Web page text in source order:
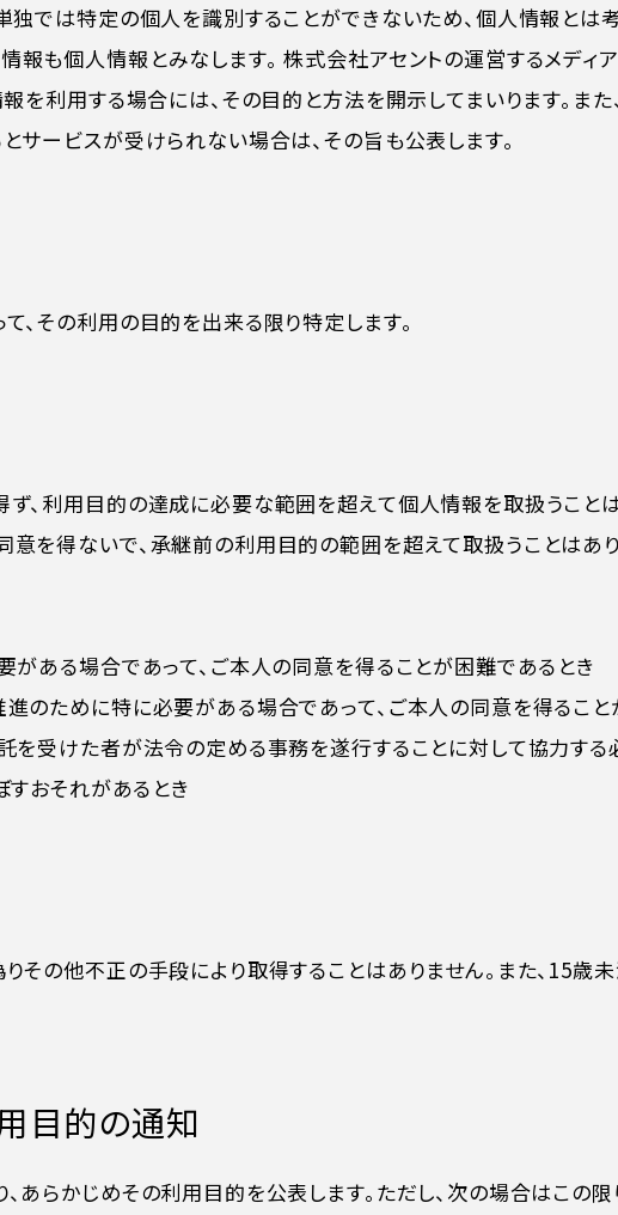
独では特定の個人を識別することができないため、個人情報とは
も個人情報とみなします。 株式会社アセントの運営するメディ
を利用する場合には、その目的と方法を開示してまいります。ま
サービスが受けられない場合は、その旨も公表します。
、その利用の目的を出来る限り特定します。
、利用目的の達成に必要な範囲を超えて個人情報を取扱うこと
を得ないで、承継前の利用目的の範囲を超えて取扱うことはあ
がある場合であって、ご本人の同意を得ることが困難であるとき
のために特に必要がある場合であって、ご本人の同意を得るこ
を受けた者が法令の定める事務を遂行することに対して協力す
おそれがあるとき
その他不正の手段により取得することはありません。また、15
目的の通知
あらかじめその利用目的を公表します。ただし、次の場合はこの限